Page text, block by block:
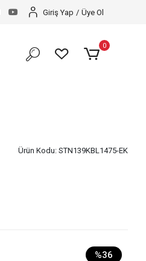
Tüm Alışverişlerinizde
Giriş Yap / Üye Ol
0
Ürün Kodu: STN139KBL1475-EK
%36